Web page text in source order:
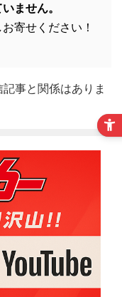
ません。
寄せください！
事と関係はありま